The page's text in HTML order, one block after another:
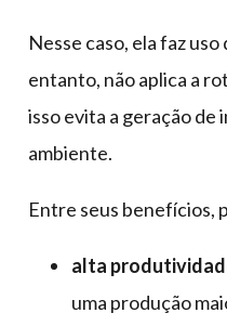
Nesse caso, ela faz
entanto, não aplica a
isso evita a geração de
ambiente.
Entre seus benefícios,
alta
uma produção